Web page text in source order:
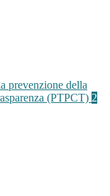
prevenzione della
(PTPCT) 2